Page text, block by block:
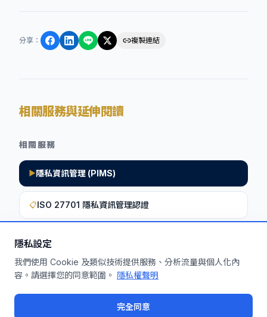
隱私設定
我們使用 Cookie 及類似技術提供服務、分析流量與個人化內
容。請選擇您的同意範圍。 隱私權聲明
完全同意
分享 ： 複製連結
相關服務與延伸閱讀
相關服務
▶隱私資訊管理 (PIMS)
📋ISO 27701 隱私資訊管理認證
想深入了解如何將此洞察應用於您的企
業？
申請免費機制診斷